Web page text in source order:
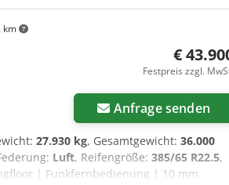
€
Festpreis zzgl.
Anfrage senden
27.930 kg, Gesamtgewicht: 36.000
Luft, Reifengröße: 385/65 R22.5,
| Funkfernbedienung | 10 mm